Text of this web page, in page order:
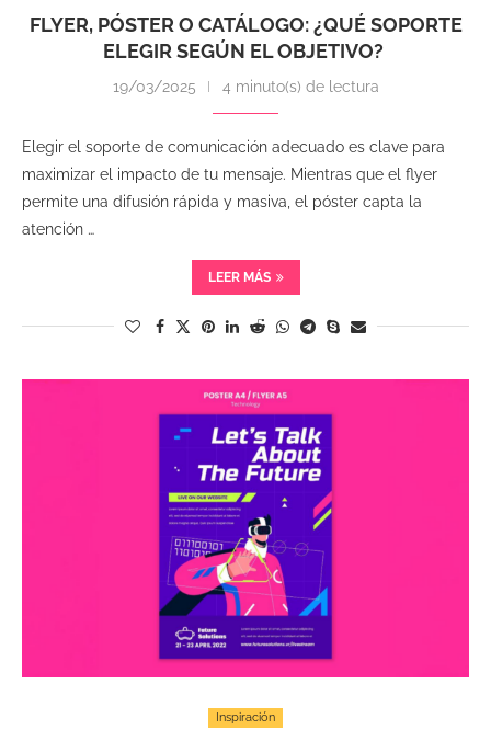
FLYER, PÓSTER O CATÁLOGO: ¿QUÉ SOPORTE
ELEGIR SEGÚN EL OBJETIVO?
19/03/2025 4 minuto(s) de lectura
Elegir el soporte de comunicación adecuado es clave para
maximizar el impacto de tu mensaje. Mientras que el flyer
permite una difusión rápida y masiva, el póster capta la
atención …
LEER MÁS
Inspiración